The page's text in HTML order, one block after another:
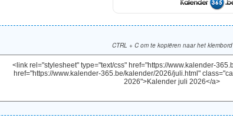
CTRL + C om te kopiëren naar het klembord